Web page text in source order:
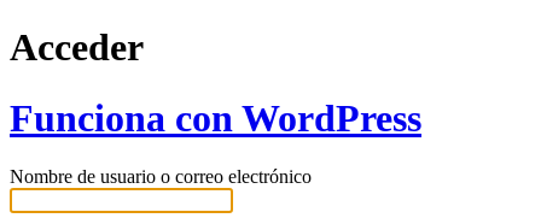
Acceder
Funciona con WordPress
Nombre de usuario o correo electrónico